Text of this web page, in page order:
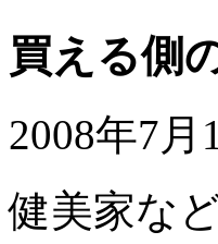
買える側
2008年7月
健美家な